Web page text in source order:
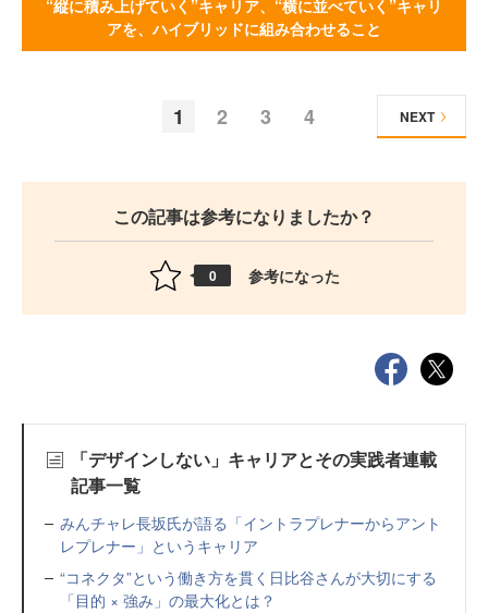
“縦に積み上げていく”キャリア、“横に並べていく”キャリ
アを、ハイブリッドに組み合わせること
1 2 3 4 NEXT
この記事は参考になりましたか？
0 参考になった
「デザインしない」キャリアとその実践者連載
記事一覧
みんチャレ長坂氏が語る「イントラプレナーからアント
レプレナー」というキャリア
“コネクタ”という働き方を貫く日比谷さんが大切にする
「目的 × 強み」の最大化とは？